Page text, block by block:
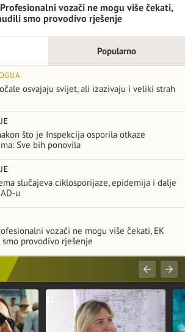
vozači ne mogu više čekati,
smo provodivo rješenje
Popularno
osvajaju svijet, ali izazivaju i veliki strah
što je Inspekcija osporila otkaze
Sve bih ponovila
slučajeva ciklosporijaze, epidemija i dalje
u
vozači ne mogu više čekati, EK
provodivo rješenje